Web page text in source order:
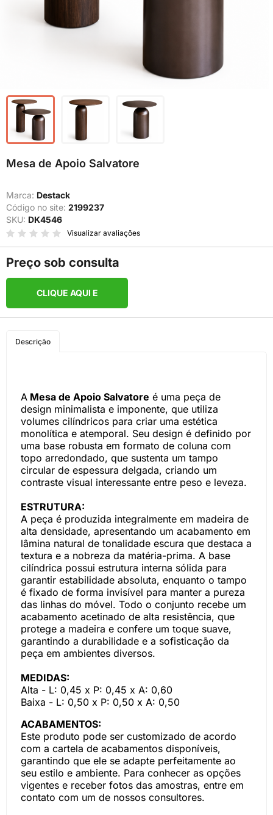
Mesa de Apoio Salvatore
Marca: Destack
Código no site: 2199237
SKU: DK4546
Visualizar avaliações
Preço sob consulta
CLIQUE AQUI E
Descrição
A Mesa de Apoio Salvatore é uma peça de
design minimalista e imponente, que utiliza
volumes cilíndricos para criar uma estética
monolítica e atemporal. Seu design é definido por
uma base robusta em formato de coluna com
topo arredondado, que sustenta um tampo
circular de espessura delgada, criando um
contraste visual interessante entre peso e leveza.
ESTRUTURA:
A peça é produzida integralmente em madeira de
alta densidade, apresentando um acabamento em
lâmina natural de tonalidade escura que destaca a
textura e a nobreza da matéria-prima. A base
cilíndrica possui estrutura interna sólida para
garantir estabilidade absoluta, enquanto o tampo
é fixado de forma invisível para manter a pureza
das linhas do móvel. Todo o conjunto recebe um
acabamento acetinado de alta resistência, que
protege a madeira e confere um toque suave,
garantindo a durabilidade e a sofisticação da
peça em ambientes diversos.
MEDIDAS:
Alta - L: 0,45 x P: 0,45 x A: 0,60
Baixa - L: 0,50 x P: 0,50 x A: 0,50
ACABAMENTOS:
Este produto pode ser customizado de acordo
com a cartela de acabamentos disponíveis,
garantindo que ele se adapte perfeitamente ao
seu estilo e ambiente. Para conhecer as opções
vigentes e receber fotos das amostras, entre em
contato com um de nossos consultores.